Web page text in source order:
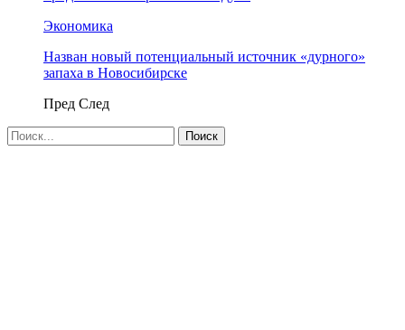
Экономика
Назван новый потенциальный источник «дурного»
запаха в Новосибирске
Пред След